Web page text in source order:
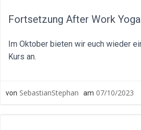
Fortsetzung After Work
Im Oktober bieten wir euch wieder
Kurs an.
von SebastianStephan am 07/10/2023